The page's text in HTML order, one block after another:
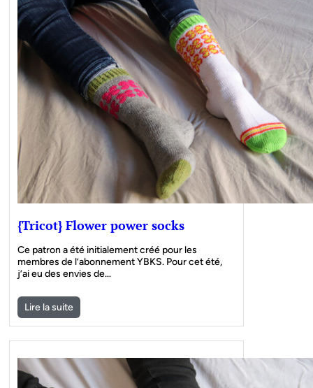
{Tricot} Flower power socks
Ce patron a été initialement créé pour les
membres de l’abonnement YBKS. Pour cet été,
j’ai eu des envies de…
Lire la suite